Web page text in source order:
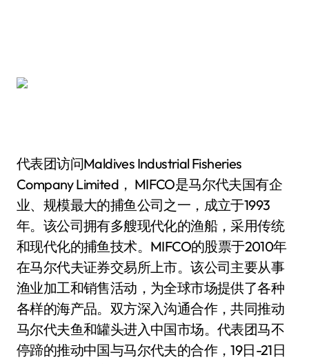
代表团访问Maldives Industrial Fisheries
Company Limited， MIFCO是马尔代夫国有企
业、规模最大的捕鱼公司之一，成立于1993
年。该公司拥有多艘现代化的渔船，采用传统
和现代化的捕鱼技术。MIFCO的股票于2010年
在马尔代夫证券交易所上市。该公司主要从事
渔业加工和销售活动，为全球市场提供了各种
各样的海产品。双方深入沟通合作，共同推动
马尔代夫鱼和罐头进入中国市场。代表团马不
停蹄的推动中国与马尔代夫的合作，19日-21日